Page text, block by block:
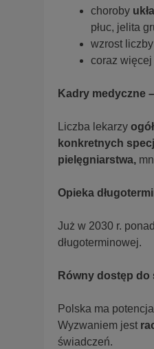
choroby
płuc, jelita
wzrost
coraz więcej
Kadry medyczne
Liczba lekarzy
konkretnych
pielęgniarstwa,
Opieka
Już w 2030 r. ponad
długoterminowej.
Równy dostęp do
Polska ma
Wyzwaniem jest
świadczeń.